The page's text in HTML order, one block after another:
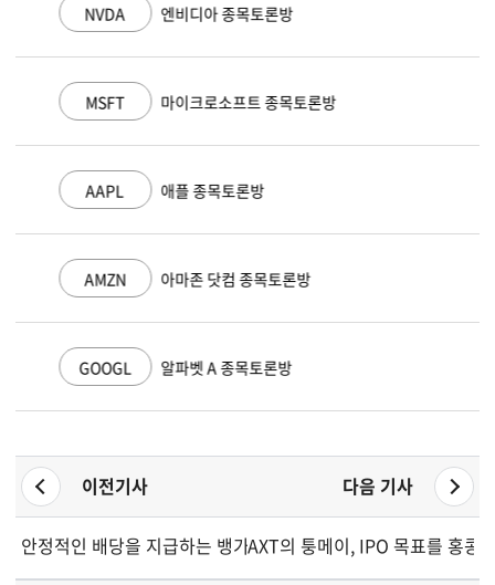
NVDA 엔비디아 종목토론방
MSFT 마이크로소프트 종목토론방
AAPL 애플 종목토론방
AMZN 아마존 닷컴 종목토론방
GOOGL 알파벳 A 종목토론방
이전기사 다음 기사
안정적인 배당을 지급하는 뱅가드 ETF 3종AXT의 퉁메이, IPO 목표를 홍콩